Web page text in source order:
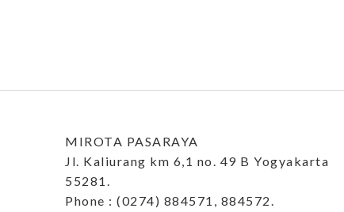
MIROTA PASARAYA
Jl. Kaliurang km 6,1 no. 49 B Yogyakarta
55281.
Phone : (0274) 884571, 884572.